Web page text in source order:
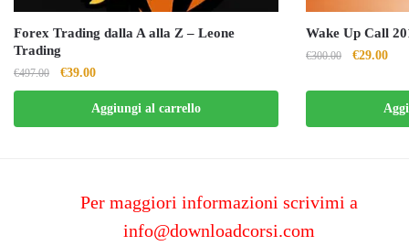
Forex Trading dalla A alla Z – Leone
Trading
€497.00
Il
prezzo
originale
era:
€39.00Il
prezzo
attuale
è:
Aggiungi al carrello
Wake Up Call
€300.00
Il
originale
€29.00Il
è:
Per maggiori informazioni scrivimi a
info@downloadcorsi.com